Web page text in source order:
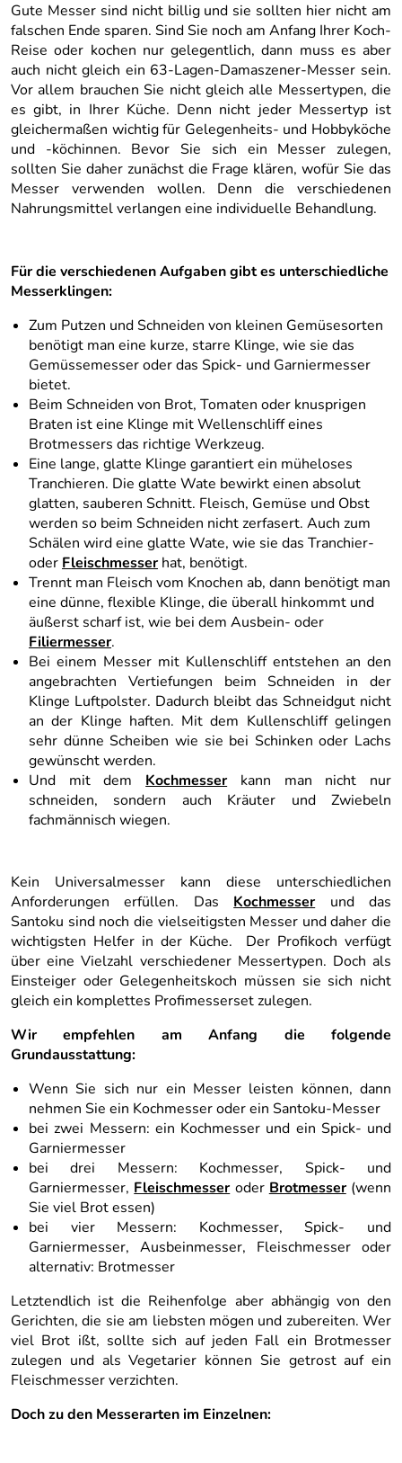
Gute Messer sind nicht billig und sie sollten hier nicht am
falschen Ende sparen. Sind Sie noch am Anfang Ihrer Koch-
Reise oder kochen nur gelegentlich, dann muss es aber
auch nicht gleich ein 63-Lagen-Damaszener-Messer sein.
Vor allem brauchen Sie nicht gleich alle Messertypen, die
es gibt, in Ihrer Küche. Denn nicht jeder Messertyp ist
gleichermaßen wichtig für Gelegenheits- und Hobbyköche
und -köchinnen. Bevor Sie sich ein Messer zulegen,
sollten Sie daher zunächst die Frage klären, wofür Sie das
Messer verwenden wollen. Denn die verschiedenen
Nahrungsmittel verlangen eine individuelle Behandlung.
Für die verschiedenen Aufgaben gibt es unterschiedliche
Messerklingen:
Zum Putzen und Schneiden von kleinen Gemüsesorten
benötigt man eine kurze, starre Klinge, wie sie das
Gemüssemesser oder das Spick- und Garniermesser
bietet.
Beim Schneiden von Brot, Tomaten oder knusprigen
Braten ist eine Klinge mit Wellenschliff eines
Brotmessers das richtige Werkzeug.
Eine lange, glatte Klinge garantiert ein müheloses
Tranchieren. Die glatte Wate bewirkt einen absolut
glatten, sauberen Schnitt. Fleisch, Gemüse und Obst
werden so beim Schneiden nicht zerfasert. Auch zum
Schälen wird eine glatte Wate, wie sie das Tranchier-
oder Fleischmesserhat, benötigt.
Trennt man Fleisch vom Knochen ab, dann benötigt man
eine dünne, flexible Klinge, die überall hinkommt und
äußerst scharf ist, wie bei dem Ausbein- oder
Filiermesser.
Bei einem Messer mit Kullenschliff entstehen an den
angebrachten Vertiefungen beim Schneiden in der
Klinge Luftpolster. Dadurch bleibt das Schneidgut nicht
an der Klinge haften. Mit dem Kullenschliff gelingen
sehr dünne Scheiben wie sie bei Schinken oder Lachs
gewünscht werden.
Und mit dem Kochmesserkann man nicht nur
schneiden, sondern auch Kräuter und Zwiebeln
fachmännisch wiegen.
Kein Universalmesser kann diese unterschiedlichen
Anforderungen erfüllen. Das Kochmesserund das
Santoku sind noch die vielseitigsten Messer und daher die
wichtigsten Helfer in der Küche. Der Profikoch verfügt
über eine Vielzahl verschiedener Messertypen. Doch als
Einsteiger oder Gelegenheitskoch müssen sie sich nicht
gleich ein komplettes Profimesserset zulegen.
Wir empfehlen am Anfang die folgende
Grundausstattung:
Wenn Sie sich nur ein Messer leisten können, dann
nehmen Sie ein Kochmesser oder ein Santoku-Messer
bei zwei Messern: ein Kochmesser und ein Spick- und
Garniermesser
bei drei Messern: Kochmesser, Spick- und
Garniermesser, Fleischmesseroder Brotmesser(wenn
Sie viel Brot essen)
bei vier Messern: Kochmesser, Spick- und
Garniermesser, Ausbeinmesser, Fleischmesser oder
alternativ: Brotmesser
Letztendlich ist die Reihenfolge aber abhängig von den
Gerichten, die sie am liebsten mögen und zubereiten. Wer
viel Brot ißt, sollte sich auf jeden Fall ein Brotmesser
zulegen und als Vegetarier können Sie getrost auf ein
Fleischmesser verzichten.
Doch zu den Messerarten im Einzelnen: